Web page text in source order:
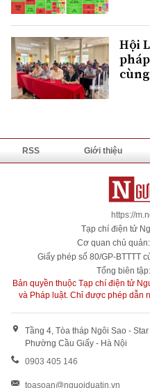
Hội
RSS Giới thiệu
https://
Tạp chí điện tử
Cơ quan chủ
Giấy phép số 80/GP-BTTTT
Tổng biên
Bản quyền thuộc Tạp chí điện tử
và Pháp luật. Chỉ được phép dẫn
Tầng 4, Tòa tháp Ngôi Sao -
Phường Cầu Giấy - Hà Nội
0903 405 146
toasoan@nguoiduatin.vn